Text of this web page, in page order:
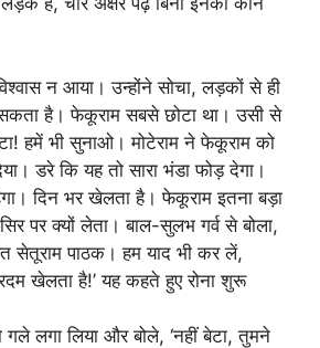
न आया। उन्होंने सोचा, लड़कों से ही
है। फेकूराम सबसे छोटा था। उसी से
हमें भी सुनाओ। मोटेराम ने फेकूराम को
डरे कि यह तो सारा भंडा फोड़ देगा।
दिन भर खेलता है। फेकूराम इतना बड़ा
पर क्यों लेता। बाल-सुलभ गर्व से बोला,
सेतूराम पाठक। हम याद भी कर लें,
खेलता है!’ यह कहते हुए रोना शुरू
लगा लिया और बोले, ‘नहीं बेटा, तुमने